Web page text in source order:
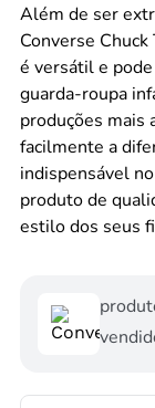
Além de ser
Converse
é versátil e
guarda-roupa
produções mais
facilmente a
indispensável
produto de
estilo dos seus